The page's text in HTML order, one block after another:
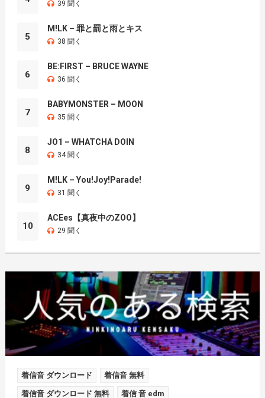
39 聞く
5
M!LK – 罪と罰と雨とキス
38 聞く
6
BE:FIRST – BRUCE WAYNE
36 聞く
7
BABYMONSTER – MOON
35 聞く
8
JO1 – WHATCHA DOIN
34 聞く
9
M!LK – You!Joy!Parade!
31 聞く
10
ACEes【真夜中のZOO】
29 聞く
着信音 ダウンロード 着信音 無料
着信音 ダウンロード 無料 着信 音 edm